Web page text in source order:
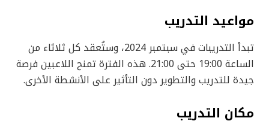
مواعيد التدريب
تبدأ التدريبات في سبتمبر 2024، وستُعقد كل ثلاثاء من
الساعة 19:00 حتى 21:00. هذه الفترة تمنح اللاعبين فرصة
جيدة للتدريب والتطوير دون التأثير على الأنشطة الأخرى.
مكان التدريب